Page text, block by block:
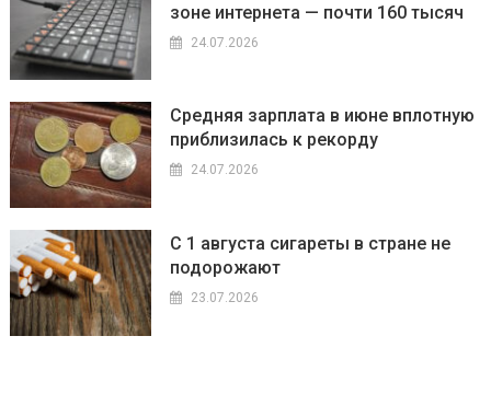
зоне интернета — почти 160 тысяч
24.07.2026
Средняя зарплата в июне вплотную
приблизилась к рекорду
24.07.2026
С 1 августа сигареты в стране не
подорожают
23.07.2026